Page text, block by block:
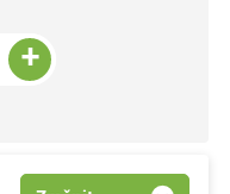
+
Zvýšit množství